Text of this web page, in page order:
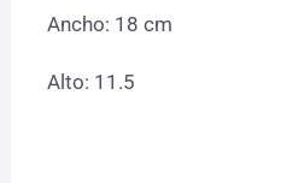
Ancho: 18 cm
Alto: 11.5